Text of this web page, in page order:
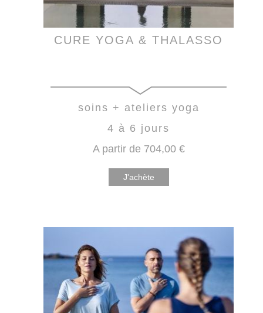
CURE YOGA & THALASSO
soins + ateliers yoga
4 à 6 jours
A partir de 704,00 €
J'achète